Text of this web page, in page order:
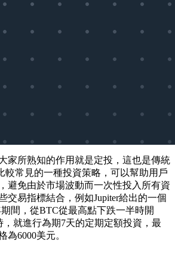
家所熟知的作用就是定投，這也是傳統
較常見的一種投資策略，可以幫助用戶
避免由於市場波動而一次性投入所有資
交易指標結合，例如Jupiter給出的一個
間，從BTC從最高點下跌一半時開
，就進行為期7天的定期定額投資，最
為6000美元。